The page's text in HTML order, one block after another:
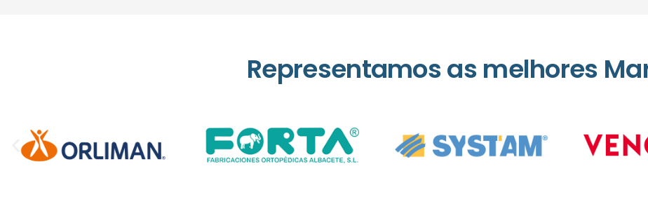
Representamos as melhores